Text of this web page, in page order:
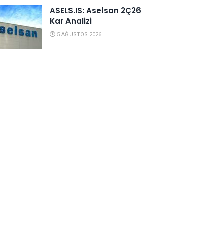
ASELS.IS: Aselsan 2Ç26
Kar Analizi
5 AĞUSTOS 2026